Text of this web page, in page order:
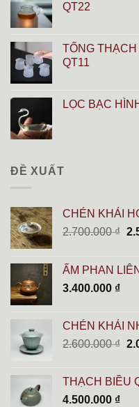
QT22
TỐNG
QT11
LỌC BẠC
ĐỀ XUẤT
CHÉN KHẢI
2.700.000₫
ẤM PHAN LIÊN
3.400.000 ₫
CHÉN KHẢI
2.600.000₫
THẠCH BIỀU
4.500.000 ₫